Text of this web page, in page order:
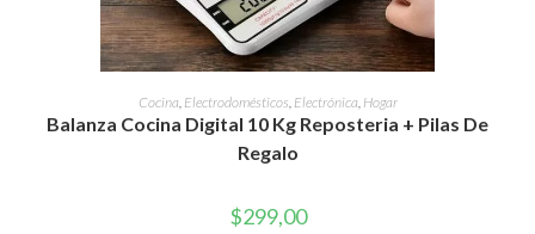
AÑADIR AL CARRITO
Cocina Electrodomésticos Electrónica Hogar
Balanza Cocina Digital 10 Kg Reposteria + Pilas De
Regalo
$299,00